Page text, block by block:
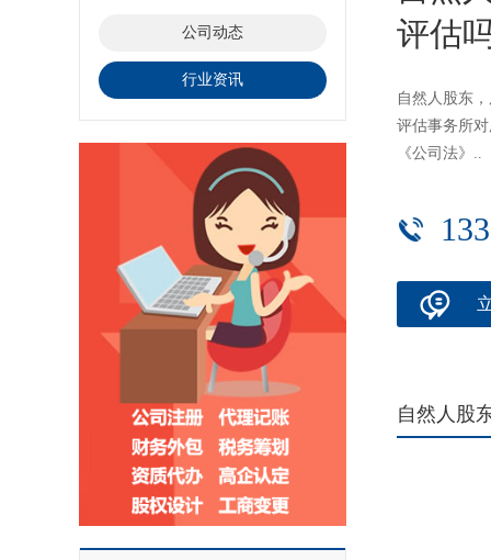
公司动态
行业资讯
评估
自然人股东
评估事务所
《公司法》..
自然人股